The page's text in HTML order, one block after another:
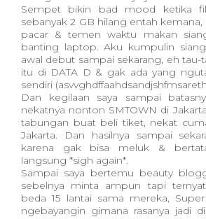
Sempet bikin bad mood ketika
sebanyak 2 GB hilang entah
pacar & temen waktu makan
banting laptop. Aku kumpulin
awal debut sampai sekarang, eh tau-
itu di DATA D & gak ada yang
sendiri
Dan kegilaan saya sampai
nekatnya nonton SMTOWN di
tabungan buat beli tiket, nekat
Jakarta. Dan hasilnya sampai
karena gak bisa meluk &
langsung *sigh again*.
Sampai saya bertemu beauty
sebelnya minta ampun tapi
beda 15 lantai sama mereka,
ngebayangin gimana rasanya jadi